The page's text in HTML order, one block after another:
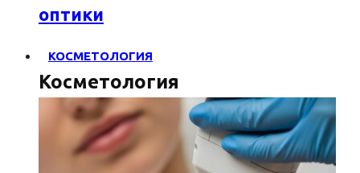
оптики
КОСМЕТОЛОГИЯ
Косметология